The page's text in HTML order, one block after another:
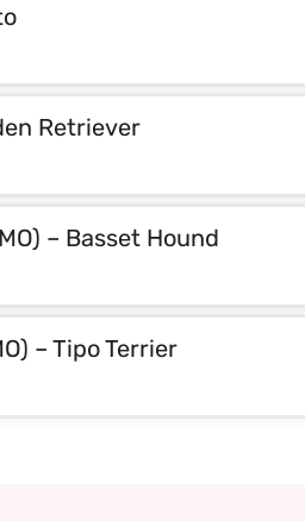
Retriever
– Basset Hound
– Tipo Terrier